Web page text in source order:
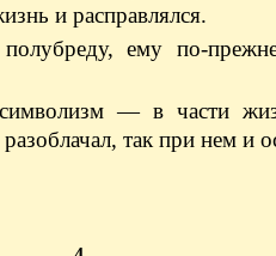
и расправлялся.
ему по-
— в части
так при нем и